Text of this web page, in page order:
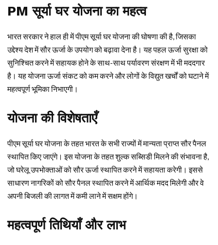
PM सूर्या घर योजना का महत्व
भारत सरकार ने हाल ही में पीएम सूर्या घर योजना की घोषणा की है, जिसका
उद्देश्य देश में सौर ऊर्जा के उपयोग को बढ़ावा देना है। यह पहल ऊर्जा सुरक्षा को
सुनिश्चित करने में सहायक होने के साथ-साथ पर्यावरण संरक्षण में भी मददगार
है। यह योजना ऊर्जा संकट को कम करने और लोगों के विद्युत खर्चों को घटाने में
महत्वपूर्ण भूमिका निभाएगी।
योजना की विशेषताएँ
पीएम सूर्या घर योजना के तहत भारत के सभी राज्यों में मान्यता प्राप्त सौर पैनल
स्थापित किए जाएंगे। इस योजना के तहत शुल्क सब्सिडी मिलने की संभावना है,
जो घरेलू उपभोक्ताओं को सौर ऊर्जा स्थापित करने में सहायता करेगी। इससे
साधारण नागरिकों को सौर पैनल स्थापित करने में आर्थिक मदद मिलेगी और वे
अपनी बिजली की लागत में कमी लाने में सक्षम होंगे।
महत्वपूर्ण तिथियाँ और लाभ